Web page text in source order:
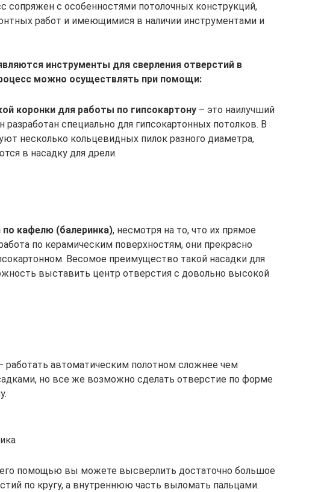
сопряжен с особенностями потолочных конструкций,
работ и имеющимися в наличии инструментами и
инструменты для сверления отверстий в
можно осуществлять при помощи:
коронки для работы по гипсокартону – это наилучший
разработан специально для гипсокартонных потолков. В
несколько кольцевидных пилок разного диаметра,
в насадку для дрели.
по кафелю (балеринка), несмотря на то, что их прямое
по керамическим поверхностям, они прекрасно
Весомое преимущество такой насадки для
выставить центр отверстия с довольно высокой
работать автоматическим полотном сложнее чем
но все же возможно сделать отверстие по форме
помощью вы можете высверлить достаточно большое
по кругу, а внутреннюю часть выломать пальцами.